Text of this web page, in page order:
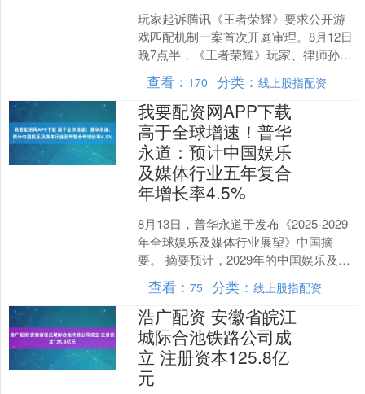
玩家起诉腾讯《王者荣耀》要求公开游
戏匹配机制一案首次开庭审理。8月12日
晚7点半，《王者荣耀》玩家、律师孙千
和结束庭审，走出深圳市南山区人民法
院沙河人民法庭。尽....
查看： 170 分类：线上股指配资
我要配资网APP下载
高于全球增速！普华
永道：预计中国娱乐
及媒体行业五年复合
年增长率4.5%
8月13日，普华永道于发布《2025-2029
年全球娱乐及媒体行业展望》中国摘
要。 摘要预计，2029年的中国娱乐及媒
体行业总收入约为5610亿美元，占全球
16....
查看：75 分类：线上股指配资
浩广配资 安徽省皖江
城际合池铁路公司成
立 注册资本125.8亿
元